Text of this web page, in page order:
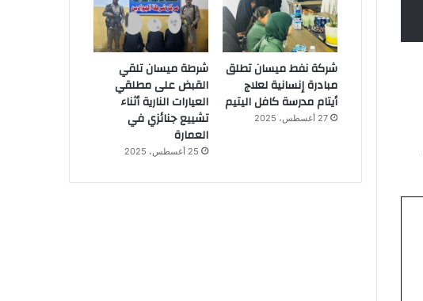
شركة نفط ميسان تطلق
مبادرة إنسانية لعلاج
أيتام مدرسة كافل اليتيم
27 أغسطس، 2025
شرطة ميسان تلقي
القبض على مطلقي
العيارات النارية أثناء
تشييع جنائزي في
العمارة
25 أغسطس، 2025